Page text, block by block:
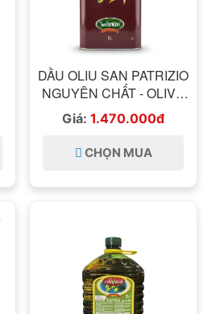
DẦU OLIU SAN PATRIZIO
NGUYÊN CHẤT - OLIVE
EXTRA VIRGIN OILS
SAN PATRIZIO 5L ITALIA
-
Giá:1.470.000đ
CHỌN MUA